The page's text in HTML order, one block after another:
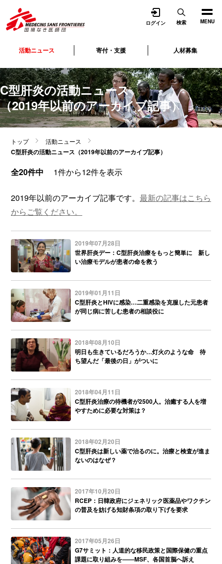
MENU
活動ニュース 寄付・支援 人材募集
ログイン 検索
トップ 活動ニュース
C型肝炎の活動ニュース（2019年以前のアーカイブ記事）
C型肝炎の活動ニュース
（2019年以前のアーカイブ記事）
全20件中 1件から12件を表示
2019年以前のアーカイブ記事です。 最新の記事はこちら
からご覧ください。
2019年07月28日
世界肝炎デー：C型肝炎治療をもっと簡単に 新し
い治療モデルが患者の命を救う
2019年01月11日
C型肝炎とHIVに感染…二重感染を克服した元患者
が同じ病に苦しむ患者の相談役に
2018年08月10日
明日も生きているだろうか…灯火のような命 待
ち望んだ「最後の日」がついに
2018年04月11日
C型肝炎治療の待機者が2500人。治癒する人を増
やすために必要な対策は？
2018年02月20日
C型肝炎は新しい薬で治るのに。治療と検査が進ま
ないのはなぜ？
2017年10月20日
RCEP：日韓政府にジェネリック医薬品やワクチン
の普及を妨げる知財条項の取り下げを要求
2017年05月26日
G7サミット：人道的な移民政策と国際保健の重点
課題に取り組みを——MSF、各国首脳へ訴え